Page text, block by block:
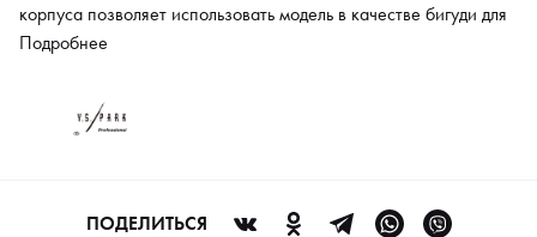
корпуса позволяет использовать модель в качестве бигуди для
накручивания волос. Изделие обеспечивает безопасный и
Деревянная рукоять надежно лежит в ладонях и
характеризуется небольшим весом, поэтому расческу удобно
Подробнее
ПОДЕЛИТЬСЯ